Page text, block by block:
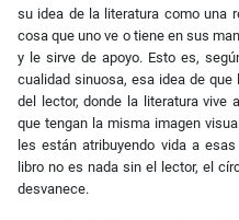
su idea de la literatura como una
cosa que uno ve o tiene en sus
y le sirve de apoyo. Esto es,
cualidad sinuosa, esa idea de
del lector, donde la literatura vive
que tengan la misma imagen
les están atribuyendo vida a
libro no es nada sin el lector, el
desvanece.